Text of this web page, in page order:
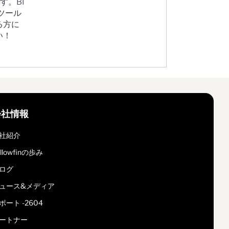
ール
方に
情報
紹介
の歩み
グ
ース&メディア
ート -2604
トナー